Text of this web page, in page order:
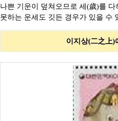
나쁜 기운이 덮쳐오므로 세(歲)를 다
못하는 운세도 깃든 경우가 있을 수
이지상(二之上)에 속